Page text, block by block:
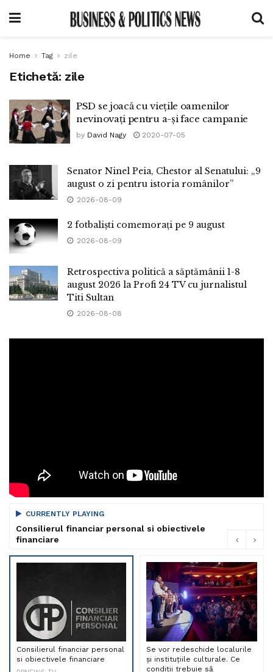
Home Tag zile
Etichetă: zile
PSD se joacă cu viețile oamenilor
nevinovați pentru a-și face campanie
by David Nagy 2020-07-05
Senator Ninel Peia, Chestor al Senatului: „9
august o zi pentru istoria românilor”
2026-08-09
2 fotbaliști comemorați pe 9 august
2026-08-09
Retrospectiva politică a săptămânii 1-8
august 2026 la Profi 24 TV cu jurnalistul
Titi Sultan
2026-08-08
CURRENTLY PLAYING
Consilierul financiar personal si obiectivele
financiare
Consilierul financiar personal
si obiectivele financiare
Se vor redeschide localurile
și instituțiile culturale. Ce
condiții trebuie să